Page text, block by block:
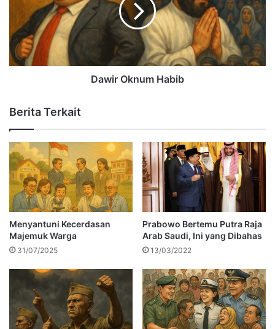
Dawir Oknum Habib
Berita Terkait
Menyantuni Kecerdasan
Majemuk Warga
31/07/2025
Prabowo Bertemu Putra Raja
Arab Saudi, Ini yang Dibahas
13/03/2022